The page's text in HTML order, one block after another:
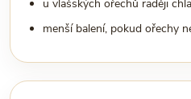
u vlašských ořechů raději
menší balení, pokud ořechy